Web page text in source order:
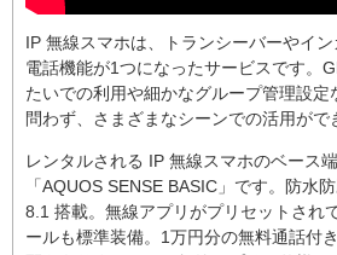
IP 無線スマホは、トランシーバーやイ
電話機能が1つになったサービスです。
たいでの利用や細かなグループ管理設定
問わず、さまざまなシーンでの活用がで
レンタルされる IP 無線スマホのベース
「AQUOS SENSE BASIC」です。防水
8.1 搭載。無線アプリがプリセットされ
ールも標準装備。1万円分の無料通話付